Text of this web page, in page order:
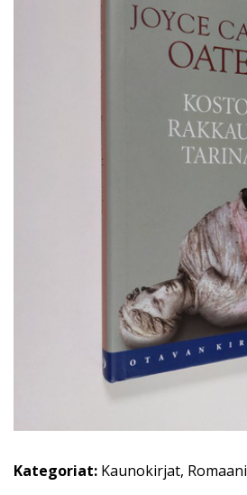
Kategoriat: Kaunokirjat,